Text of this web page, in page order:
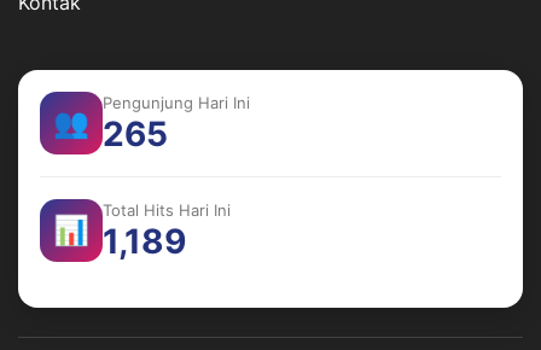
👥
Pengunjung Hari Ini
265
📊
Total Hits Hari Ini
1,189